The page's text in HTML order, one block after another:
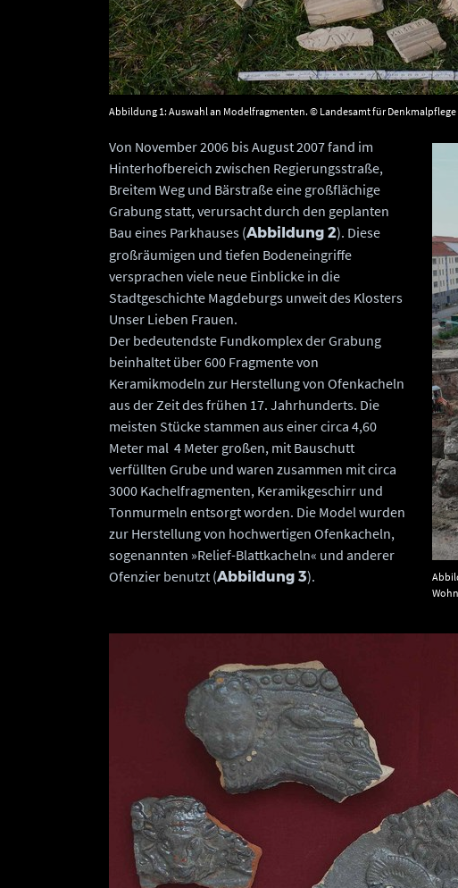
Abbildung 1: Auswahl an Modelfragmenten. © Landesamt für
Von November 2006 bis August 2007 fand im
Hinterhofbereich zwischen Regierungsstraße,
Breitem Weg und Bärstraße eine großflächige
Grabung statt, verursacht durch den geplanten
Bau eines Parkhauses (Abbildung 2). Diese
großräumigen und tiefen Bodeneingriffe
versprachen viele neue Einblicke in die
Stadtgeschichte Magdeburgs unweit des Klosters
Unser Lieben Frauen.
Der bedeutendste Fundkomplex der Grabung
beinhaltet über 600 Fragmente von
Keramikmodeln zur Herstellung von Ofenkacheln
aus der Zeit des frühen 17. Jahrhunderts. Die
meisten Stücke stammen aus einer circa 4,60
Meter mal 4 Meter großen, mit Bauschutt
verfüllten Grube und waren zusammen mit circa
3000 Kachelfragmenten, Keramikgeschirr und
Tonmurmeln entsorgt worden. Die Model wurden
zur Herstellung von hochwertigen Ofenkacheln,
sogenannten »Relief-Blattkacheln« und anderer
Ofenzier benutzt (Abbildung 3).